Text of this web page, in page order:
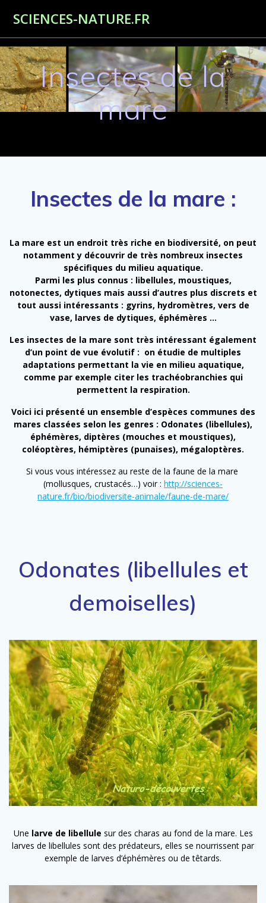
au
SCIENCES-NATURE.FR
Insectes de la
mare
Insectes de la mare :
La mare est un endroit très riche en biodiversité, on peut
notamment y découvrir de très nombreux insectes
spécifiques du milieu aquatique.
Parmi les plus connus : libellules, moustiques,
notonectes, dytiques mais aussi d’autres plus discrets et
tout aussi intéressants : gyrins, hydromètres, vers de
vase, larves de dytiques, éphémères …
Les insectes de la mare sont très intéressant également
d’un point de vue évolutif : on étudie de multiples
adaptations permettant la vie en milieu aquatique,
comme par exemple citer les trachéobranchies qui
permettent la respiration.
Voici ici présenté un ensemble d’espèces communes des
mares classées selon les genres : Odonates (libellules),
éphémères, diptères (mouches et moustiques),
coléoptères, hémiptères (punaises), mégaloptères.
Si vous vous intéressez au reste de la faune de la mare
(mollusques, crustacés…) voir : http://sciences-
nature.fr/bio/biodiversite-animale/faune-de-mare/
Odonates (libellules et
demoiselles)
Une larve de libellule sur des charas au fond de la mare. Les
larves de libellules sont des prédateurs, elles se nourrissent par
exemple de larves d’éphémères ou de têtards.